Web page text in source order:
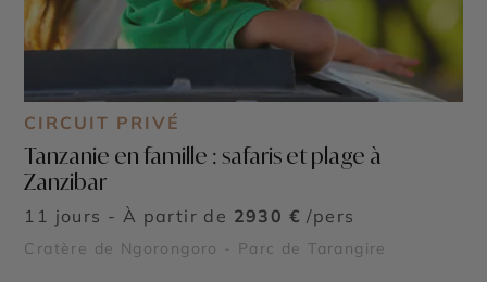
CIRCUIT PRIVÉ
Tanzanie en famille : safaris et plage à
Zanzibar
11 jours - À partir de 2930 € /pers
Cratère de Ngorongoro - Parc de Tarangire